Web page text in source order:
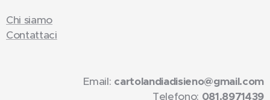
Chi siamo
Contattaci
Email: cartolandiadisieno@gmail.com
Telefono: 081.8971439